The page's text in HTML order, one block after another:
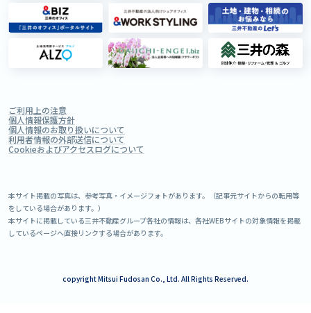
ご利用上の注意
個人情報保護方針
個人情報のお取り扱いについて
利用者情報の外部送信について
Cookieおよびアクセスログについて
本サイト掲載の写真は、参考写真・イメージフォトがあります。（記事元サイトからの転用等
をしている場合があります。）
本サイトに掲載している三井不動産グループ各社の情報は、各社WEBサイトの対象情報を掲載
しているページへ直接リンクする場合があります。
copyright Mitsui Fudosan Co., Ltd. All Rights Reserved.